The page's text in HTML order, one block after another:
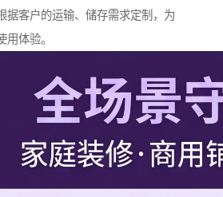
据客户的运输、储存需求定制，为
用体验。